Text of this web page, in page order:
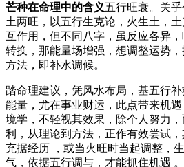
芒种在命理中的含义五行旺衰。关
土两旺，以五行生克论，火生土，
互作用，但不同八字，虽反应各异
转换，那能量场增强，想调整运势
方法，即补水调候。
踏命理建议，凭风水布局，基五行
能量，尤在事业财运，此点带来机
境学，不轻视其效果，除个人努力
利，从理论到方法，正作有效尝试，
充据经历 ，或当火旺时当起调整，
气，依据五行调与，才能抓住机遇 。